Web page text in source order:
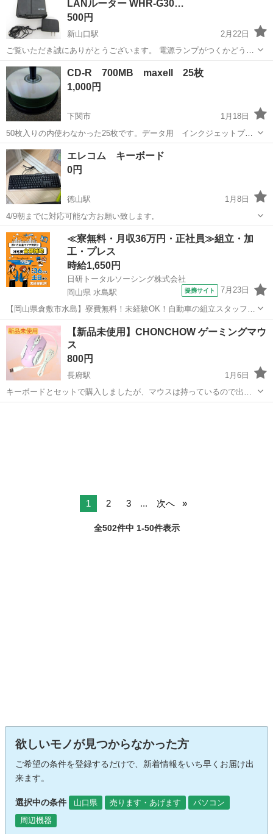
す。 箱サイズ22...
LANルーター WHR-G30…
500円
新山口駅
2月22日
ご覧いただき誠にありがとうございます。 電源ランプがつくかどうか
のみ確認していますが、それ以外の動作確認はしておりません。 写真
にて掲載してあるものが、全てになります。 万が一、不良等があった
場合はメー...
山口 山口市 バッファロー
CD-R 700MB maxell 25枚
1,000円
下関市
1月18日
50枚入りの内使わなかった25枚です。データ用 インクジェットプリ
ント対応 詰替用 プラケースに入ってます。
山口 下関市 プラケース
エレコム キーボード
0円
徳山駅
1月8日
4/9朝までに対応可能な方お願い致します,
山口 周南市 徳山駅 周辺機器 エレコム
≪寮無料・月収36万円・正社員≫組立・加
工・プレス
時給1,650円
日研トータルソーシング株式会社
岡山県 水島駅
提携サイト 7月23日
【岡山県倉敷市水島】寮費無料！未経験OK！自動車の組立スタッフ
《お仕事No.NS0089》 お仕事について 車の組立作業です。専用レール
に乗って流れてくる車の骨組みに、車内外の各部品・ハンドル・足回
り・ドア・シートなどの各...
岡山 倉敷市 水島駅 その他
【新品未使用】CHONCHOW ゲーミングマウ
ス
800円
長府駅
1月6日
キーボードとセットで購入しましたが、マウスは持っているので出品
します！ なるべく早く受け渡しの出来る方を優先したいと思っていま
1 2 3 ... 次へ
全502件中 1-50件表示
欲しいモノが見つからなかった方
ご希望の条件を登録するだけで、新着情報をいち早くお届け出
来ます。
選択中の条件 山口県 売ります・あげます
パソコン
周辺機器